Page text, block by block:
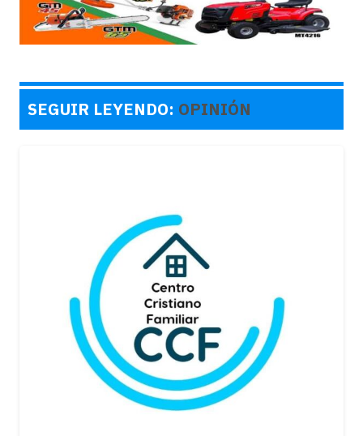
SEGUIR LEYENDO: OPINIÓN